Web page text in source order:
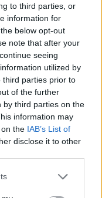
to third parties, or
information for
below opt-out
note that after your
seeing
utilized by
third parties prior to
of the further
by third parties on the
information may
the IAB’s List of
disclose it to other
į kaimyninį
sportu,
rajone,
sukurta
nusiųsti į ją.
turėsime
– „Lietuvos
išjudinti ir vietos
Kintuose reikės